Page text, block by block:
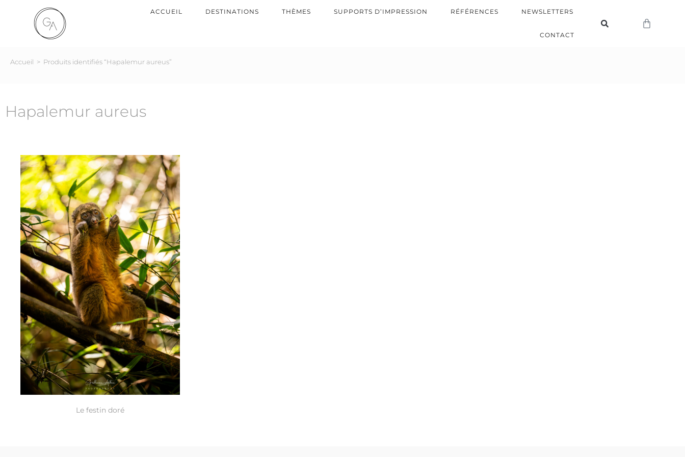
ACCUEIL DESTINATIONS THÈMES SUPPORTS D’IMPRESSION RÉFÉRENCES NEWSLETTERS
CONTACT
Accueil > Produits identifiés “Hapalemur aureus”
Hapalemur aureus
Le festin doré